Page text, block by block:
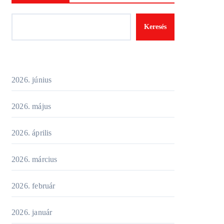
Keresés
2026. június
2026. május
2026. április
2026. március
2026. február
2026. január